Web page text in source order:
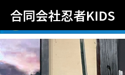
合同会社忍者KIDS